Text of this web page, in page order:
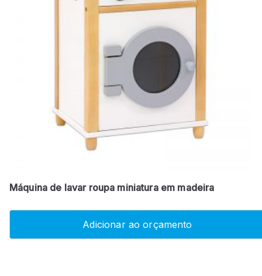
Máquina de lavar roupa miniatura em madeira
Adicionar ao orçamento